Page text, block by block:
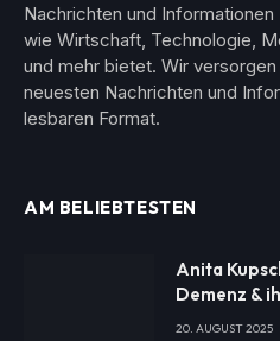
Nachrichten und
wie Wirtschaft, Technologie,
und mehr bietet. Wir
neuesten Nachrichten und
lesbaren Format.
AM BELIEBTESTEN
Anita
Demenz &
20. AUGUST 2025